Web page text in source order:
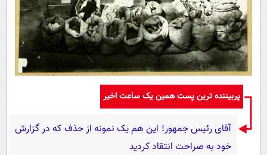
پربیننده ترین پست همین یک ساعت اخیر
آقای رئیس جمهور! این هم یک نمونه از حذف که در گزارش
خود به صراحت انتقاد کردید